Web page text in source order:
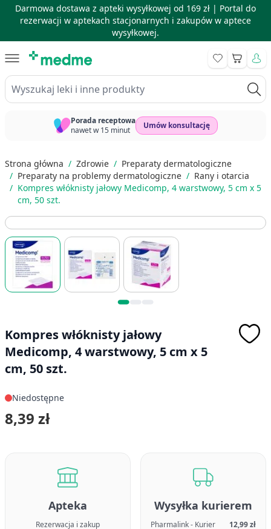
Darmowa dostawa z apteki wysyłkowej od 169 zł | Portal do
rezerwacji w aptekach stacjonarnych i zakupów w aptece
wysyłkowej.
Wyszukaj leki i inne produkty
Koszyk
Porada receptowa
nawet w 15 minut
Umów konsultację
Strona główna / Zdrowie / Preparaty dermatologiczne
/ Preparaty na problemy dermatologiczne / Rany i otarcia
/ Kompres włóknisty jałowy Medicomp, 4 warstwowy, 5 cm x 5
cm, 50 szt.
Kompres włóknisty jałowy
Medicomp, 4 warstwowy, 5 cm x 5
cm, 50 szt.
Niedostępne
8,39 zł
Apteka
Rezerwacja i zakup
Wysyłka kurierem
Pharmalink - Kurier
12,99 zł